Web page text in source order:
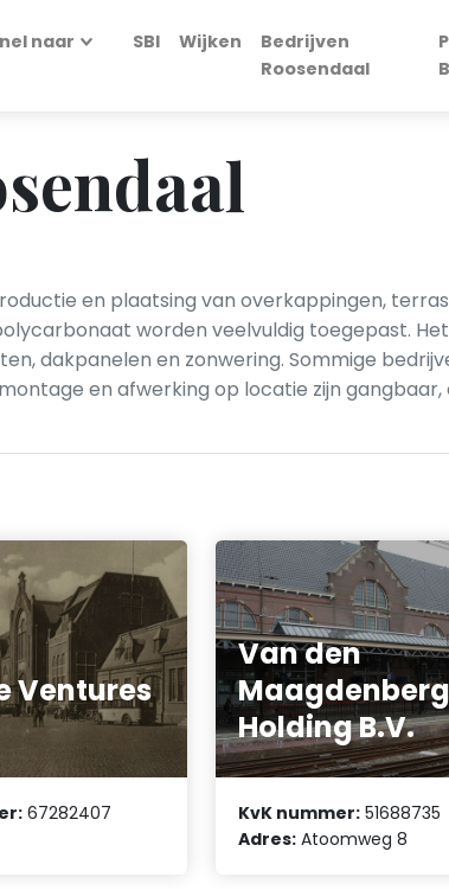
naar SBI Wijken
Bedrijven
Roosendaal
en plaatsing van overkappingen,
worden veelvuldig toegepast.
dakpanelen en zonwering. Sommige
en afwerking op locatie zijn
Ventures
67282407
Van den
Maagdenberg
Holding B.V.
KvK nummer: 51688735
Adres: Atoomweg 8